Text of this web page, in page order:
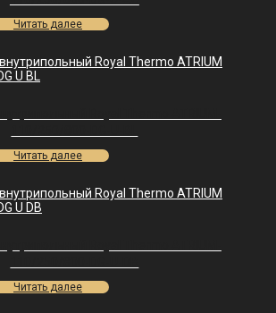
Читать далее
Читать далее
Читать далее